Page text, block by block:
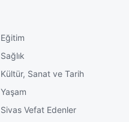
Eğitim
Sağlık
Kültür, Sanat ve Tarih
Yaşam
Sivas Vefat Edenler